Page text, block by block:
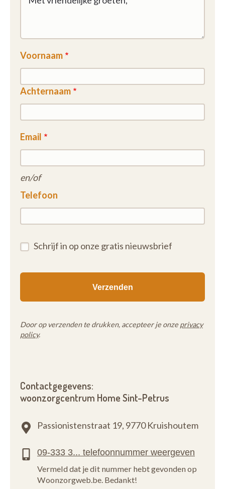
Voornaam
Achternaam
Email
en/of
Telefoon
Schrijf in op onze gratis nieuwsbrief
Door op verzenden te drukken, accepteer je onze privacy
policy.
Contactgegevens:
woonzorgcentrum Home Sint-Petrus
Passionistenstraat 19, 9770 Kruishoutem
Vermeld dat je dit nummer hebt gevonden op
Woonzorgweb.be. Bedankt!